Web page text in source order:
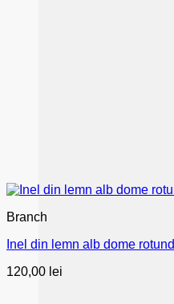
Branch
Inel din lemn alb dome rotund
120,00 lei